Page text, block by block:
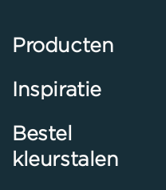
Producten
Inspiratie
Bestel
kleurstalen